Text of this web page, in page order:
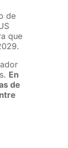
de
que
En
de